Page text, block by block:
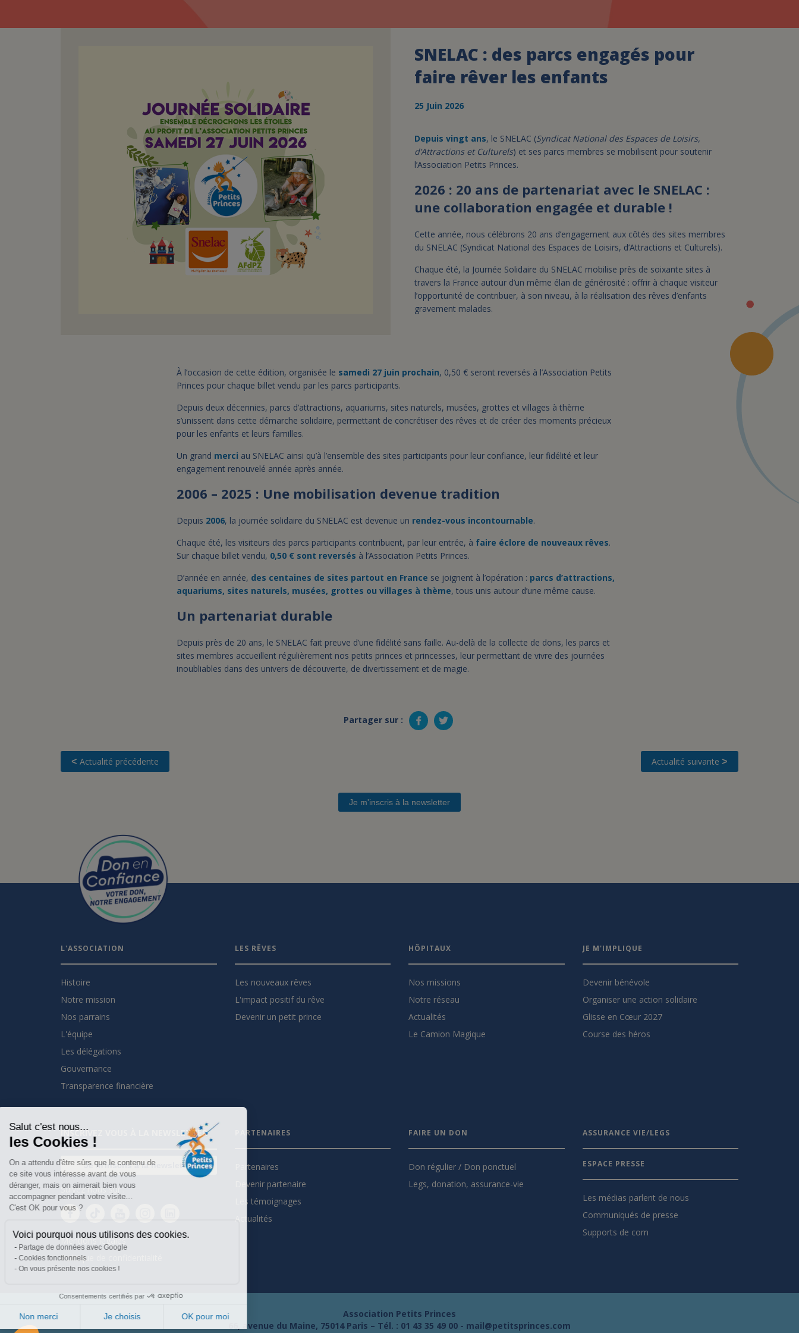
Salut c'est nous...
les Cookies !
On a attendu d'être sûrs que le contenu de
ce site vous intéresse avant de vous
déranger, mais on aimerait bien vous
accompagner pendant votre visite...
C'est OK pour vous ?
Voici pourquoi nous utilisons des cookies.
Partage de données avec Google
Cookies fonctionnels
On vous présente nos cookies !
Consentements certifiés par
Non merci Je choisis OK pour moi
SNELAC : des parcs engagés pour
faire rêver les enfants
25 Juin 2026
Depuis vingt ans, le SNELAC (Syndicat National des Espaces de Loisirs,
d’Attractions et Culturels) et ses parcs membres se mobilisent pour soutenir
l’Association Petits Princes.
2026 : 20 ans de partenariat avec le SNELAC :
une collaboration engagée et durable !
Cette année, nous célébrons 20 ans d’engagement aux côtés des sites membres
du SNELAC (Syndicat National des Espaces de Loisirs, d’Attractions et Culturels).
Chaque été, la Journée Solidaire du SNELAC mobilise près de soixante sites à
travers la France autour d’un même élan de générosité : offrir à chaque visiteur
l’opportunité de contribuer, à son niveau, à la réalisation des rêves d’enfants
gravement malades.
À l’occasion de cette édition, organisée le samedi 27 juin prochain, 0,50 € seront reversés à l’Association Petits
Princes pour chaque billet vendu par les parcs participants.
Depuis deux décennies, parcs d’attractions, aquariums, sites naturels, musées, grottes et villages à thème
s’unissent dans cette démarche solidaire, permettant de concrétiser des rêves et de créer des moments précieux
pour les enfants et leurs familles.
Un grand merci au SNELAC ainsi qu’à l’ensemble des sites participants pour leur confiance, leur fidélité et leur
engagement renouvelé année après année.
2006 – 2025 : Une mobilisation devenue tradition
Depuis 2006, la journée solidaire du SNELAC est devenue un rendez-vous incontournable.
Chaque été, les visiteurs des parcs participants contribuent, par leur entrée, à faire éclore de nouveaux rêves.
Sur chaque billet vendu, 0,50 € sont reversés à l’Association Petits Princes.
D’année en année, des centaines de sites partout en France se joignent à l’opération : parcs d’attractions,
aquariums, sites naturels, musées, grottes ou villages à thème, tous unis autour d’une même cause.
Un partenariat durable
Depuis près de 20 ans, le SNELAC fait preuve d’une fidélité sans faille. Au-delà de la collecte de dons, les parcs et
sites membres accueillent régulièrement nos petits princes et princesses, leur permettant de vivre des journées
inoubliables dans des univers de découverte, de divertissement et de magie.
Partager sur :
< Actualité précédente Actualité suivante >
Je m'inscris à la newsletter
L'ASSOCIATION
Histoire
Notre mission
Nos parrains
L'équipe
Les délégations
Gouvernance
Transparence financière
LES RÊVES
Les nouveaux rêves
L'impact positif du rêve
Devenir un petit prince
HÔPITAUX
Nos missions
Notre réseau
Actualités
Le Camion Magique
JE M'IMPLIQUE
Devenir bénévole
Organiser une action solidaire
Glisse en Cœur 2027
Course des héros
INSCRIVEZ VOUS À LA NEWSLETTER
Je m'inscris à la newsletter
Suivez nous sur :
Mentions légales
Politique de confidentialité
PARTENAIRES
Partenaires
Devenir partenaire
Les témoignages
Actualités
FAIRE UN DON
Don régulier / Don ponctuel
Legs, donation, assurance-vie
ASSURANCE VIE/LEGS
ESPACE PRESSE
Les médias parlent de nous
Communiqués de presse
Supports de com
Association Petits Princes
66, avenue du Maine, 75014 Paris – Tél. : 01 43 35 49 00 - mail@petitsprinces.com